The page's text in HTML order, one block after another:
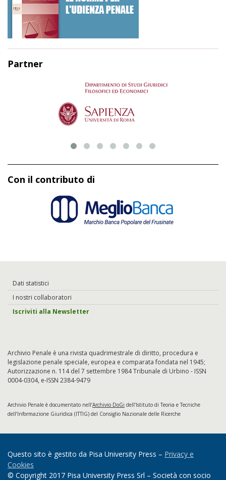
Partner
Con il contributo di
Dati statistici
I nostri collaboratori
Iscriviti alla Newsletter
Archivio Penale è una rivista quadrimestrale di diritto, procedura e
legislazione penale speciale, europea e comparata fondata nel 1945;
Autorizzazione n. 114 del 7 settembre 1984 Tribunale di Urbino - ISSN
0004-0304, e-ISSN 2384-9479
Archivio Penale è documentato nell’Archivio DoGi dell’Istituto di Teoria e Tecniche
dell’Informazione Giuridica (ITTIG) del Consiglio Nazionale delle Ricerche
Questo sito è gestito da Pisa University Press – Privacy e
Cookies
© Copyright 2017 Pisa University Press Srl – Società con socio